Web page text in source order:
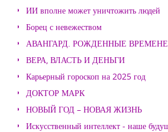
ИИ вполне может уничтожить людей
Борец с невежеством
АВАНГАРД. РОЖДЕННЫЕ
ВЕРА, ВЛАСТЬ И ДЕНЬГИ
Карьерный гороскоп на 2025 год
ДОКТОР МАРК
НОВЫЙ ГОД – НОВАЯ ЖИЗНЬ
Искусственный интеллект - наше